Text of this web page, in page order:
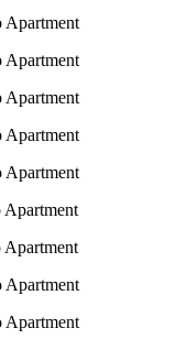
Apartment
Apartment
Apartment
Apartment
Apartment
Apartment
Apartment
Apartment
Apartment